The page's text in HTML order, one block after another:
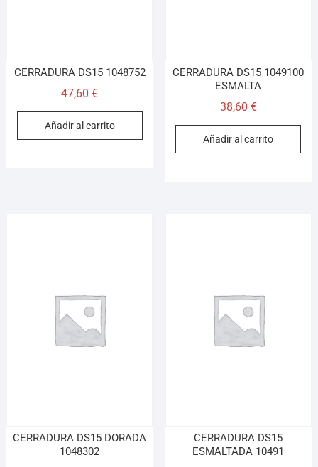
CERRADURA DS15 1048752
47,60€
Añadir al carrito
CERRADURA DS15 1049100
ESMALTA
38,60 €
Añadir al carrito
CERRADURA DS15 DORADA
1048302
CERRADURA DS15
ESMALTADA 10491